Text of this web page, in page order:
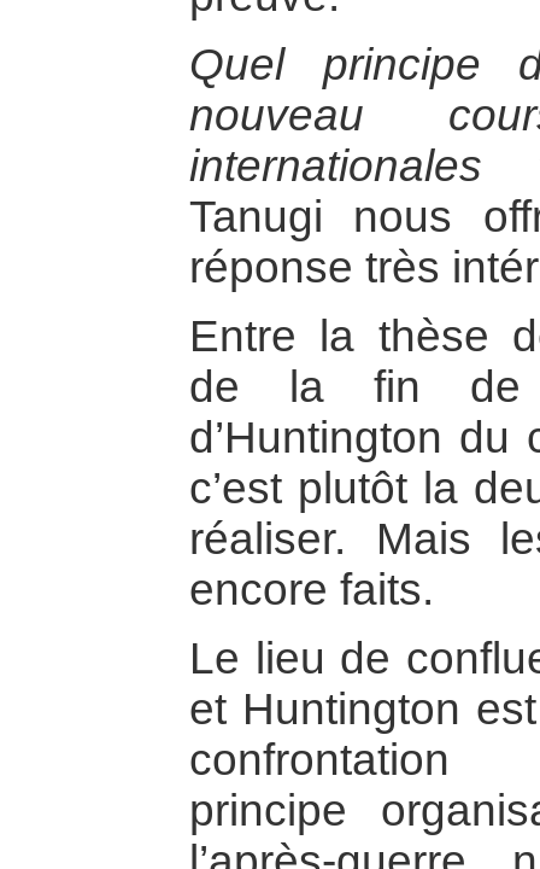
Quel principe
nouveau
internationales
Tanugi nous
réponse très
Entre la thèse
de la fin de
d’Huntington du
c’est plutôt la
réaliser. Mais
encore faits.
Le lieu de
et Huntington
confrontation
principe